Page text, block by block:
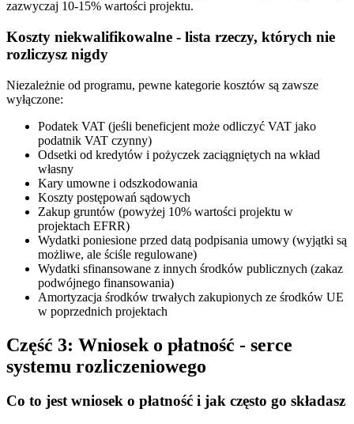
zazwyczaj 10-15% wartości projektu.
Koszty niekwalifikowalne - lista rzeczy, których nie
rozliczysz nigdy
Niezależnie od programu, pewne kategorie kosztów są zawsze
wyłączone:
Podatek VAT (jeśli beneficjent może odliczyć VAT jako
podatnik VAT czynny)
Odsetki od kredytów i pożyczek zaciągniętych na wkład
własny
Kary umowne i odszkodowania
Koszty postępowań sądowych
Zakup gruntów (powyżej 10% wartości projektu w
projektach EFRR)
Wydatki poniesione przed datą podpisania umowy (wyjątki są
możliwe, ale ściśle regulowane)
Wydatki sfinansowane z innych środków publicznych (zakaz
podwójnego finansowania)
Amortyzacja środków trwałych zakupionych ze środków UE
w poprzednich projektach
Część 3: Wniosek o płatność - serce
systemu rozliczeniowego
Co to jest wniosek o płatność i jak często go składasz